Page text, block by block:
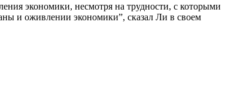
экономики, несмотря на трудности, с которыми
и оживлении экономики”, сказал Ли в своем